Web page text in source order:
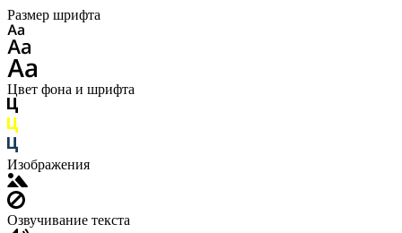
Размер шрифта
Цвет фона и шрифта
Изображения
Озвучивание текста